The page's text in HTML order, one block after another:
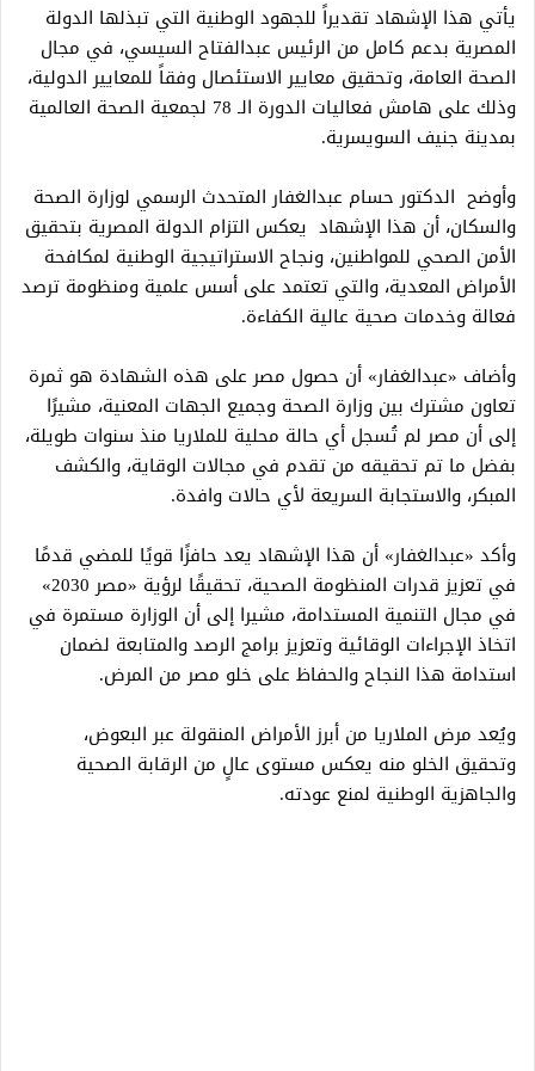
يأتي هذا الإشهاد تقديراً للجهود الوطنية التي تبذلها الدولة
المصرية بدعم كامل من الرئيس عبدالفتاح السيسي، في مجال
الصحة العامة، وتحقيق معايير الاستئصال وفقاً للمعايير الدولية،
وذلك على هامش فعاليات الدورة الـ 78 لجمعية الصحة العالمية
بمدينة جنيف السويسرية.
وأوضح الدكتور حسام عبدالغفار المتحدث الرسمي لوزارة الصحة
والسكان، أن هذا الإشهاد يعكس التزام الدولة المصرية بتحقيق
الأمن الصحي للمواطنين، ونجاح الاستراتيجية الوطنية لمكافحة
الأمراض المعدية، والتي تعتمد على أسس علمية ومنظومة ترصد
فعالة وخدمات صحية عالية الكفاءة.
وأضاف «عبدالغفار» أن حصول مصر على هذه الشهادة هو ثمرة
تعاون مشترك بين وزارة الصحة وجميع الجهات المعنية، مشيرًا
إلى أن مصر لم تُسجل أي حالة محلية للملاريا منذ سنوات طويلة،
بفضل ما تم تحقيقه من تقدم في مجالات الوقاية، والكشف
المبكر، والاستجابة السريعة لأي حالات وافدة.
وأكد «عبدالغفار» أن هذا الإشهاد يعد حافزًا قويًا للمضي قدمًا
في تعزيز قدرات المنظومة الصحية، تحقيقًا لرؤية «مصر 2030»
في مجال التنمية المستدامة، مشيرا إلى أن الوزارة مستمرة في
اتخاذ الإجراءات الوقائية وتعزيز برامج الرصد والمتابعة لضمان
استدامة هذا النجاح والحفاظ على خلو مصر من المرض.
ويُعد مرض الملاريا من أبرز الأمراض المنقولة عبر البعوض،
وتحقيق الخلو منه يعكس مستوى عالٍ من الرقابة الصحية
والجاهزية الوطنية لمنع عودته.